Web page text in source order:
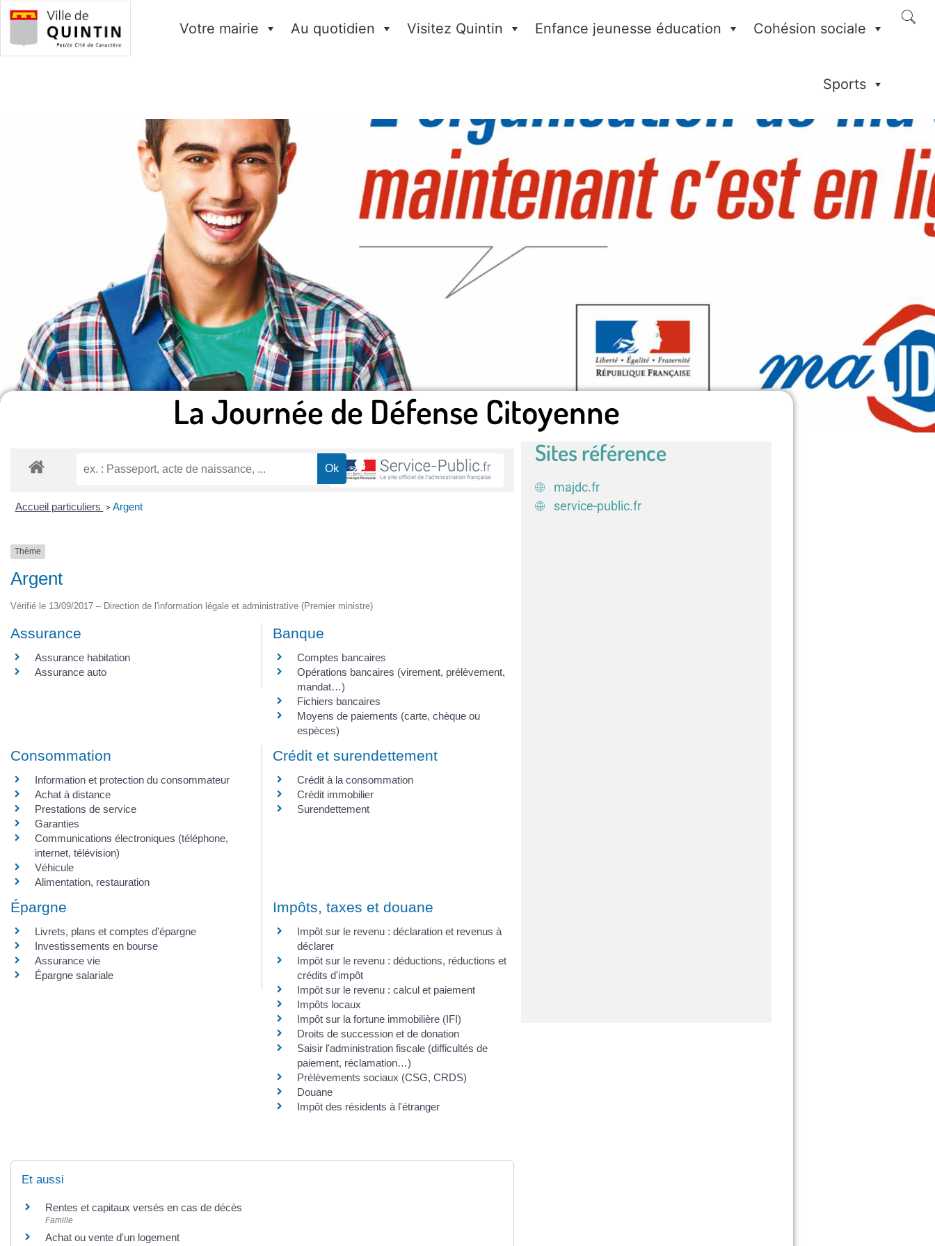
Votre mairie Au quotidien Visitez Quintin Enfance jeunesse éducation Cohésion sociale
Sports
La Journée de Défense Citoyenne
Accueil particuliers > Argent
Thème
Argent
Vérifié le 13/09/2017 – Direction de l'information légale et administrative (Premier ministre)
Assurance
Assurance habitation
Assurance auto
Banque
Comptes bancaires
Opérations bancaires (virement, prélèvement,
mandat…)
Fichiers bancaires
Moyens de paiements (carte, chèque ou
espèces)
Consommation
Information et protection du consommateur
Achat à distance
Prestations de service
Garanties
Communications électroniques (téléphone,
internet, télévision)
Véhicule
Alimentation, restauration
Crédit et surendettement
Crédit à la consommation
Crédit immobilier
Surendettement
Épargne
Livrets, plans et comptes d'épargne
Investissements en bourse
Assurance vie
Épargne salariale
Impôts, taxes et douane
Impôt sur le revenu : déclaration et revenus à
déclarer
Impôt sur le revenu : déductions, réductions et
crédits d'impôt
Impôt sur le revenu : calcul et paiement
Impôts locaux
Impôt sur la fortune immobilière (IFI)
Droits de succession et de donation
Saisir l'administration fiscale (difficultés de
paiement, réclamation…)
Prélèvements sociaux (CSG, CRDS)
Douane
Impôt des résidents à l'étranger
Et aussi
Rentes et capitaux versés en cas de décès
Famille
Achat ou vente d'un logement
Sites référence
majdc.fr
service-public.fr